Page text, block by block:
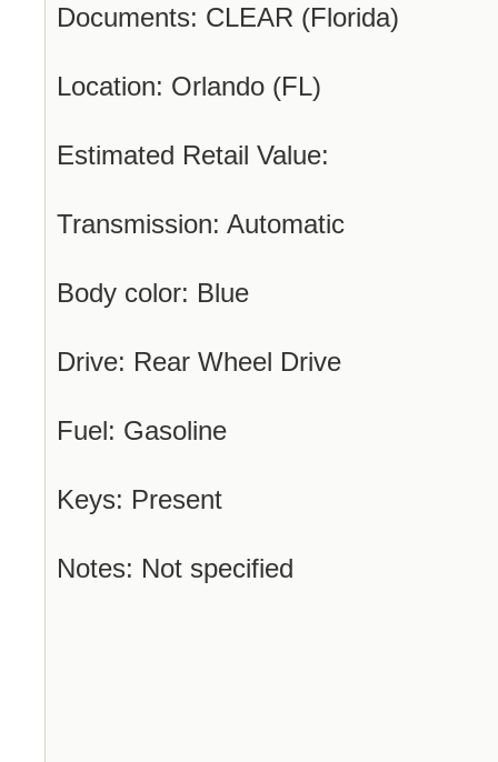
Documents: CLEAR (Florida)
Location: Orlando (FL)
Estimated Retail Value:
Transmission: Automatic
Body color: Blue
Drive: Rear Wheel Drive
Fuel: Gasoline
Keys: Present
Notes: Not specified